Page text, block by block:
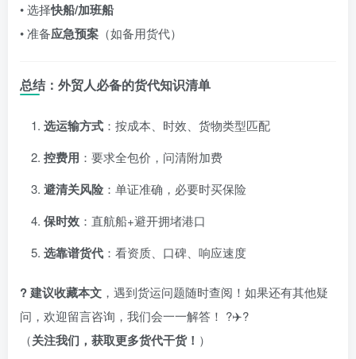
• 选择快船/加班船
• 准备应急预案 （如备用货代）
总结：外贸人必备的货代知识清单
选运输方式 ：按成本、时效、货物类型匹配
控费用 ：要求全包价，问清附加费
避清关风险 ：单证准确，必要时买保险
保时效 ：直航船+避开拥堵港口
选靠谱货代 ：看资质、口碑、响应速度
? 建议收藏本文 ，遇到货运问题随时查阅！如果还有其他疑
问，欢迎留言咨询，我们会一一解答！ ?✈️?
（关注我们，获取更多货代干货！ ）